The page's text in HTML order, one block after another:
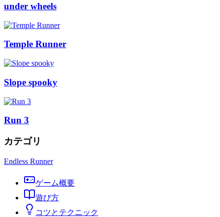
under wheels
Temple Runner
Slope spooky
Run 3
カテゴリ
Endless Runner
ゲーム概要
遊び方
コツとテクニック